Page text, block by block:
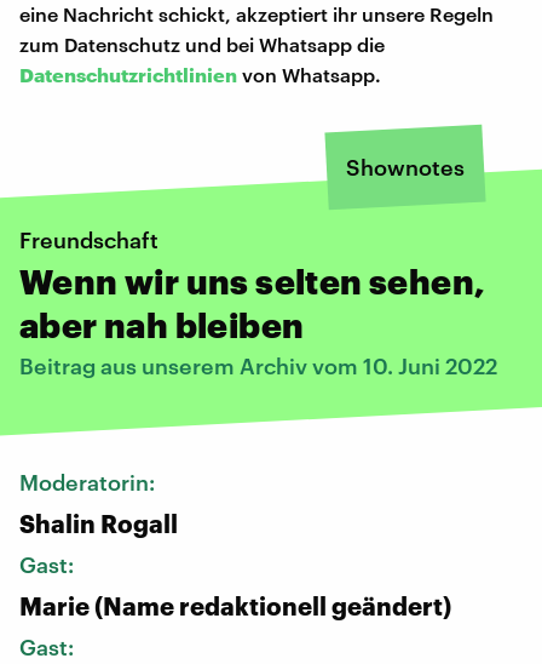
eine Nachricht schickt, akzeptiert ihr unsere Regeln
zum Datenschutz und bei Whatsapp die
Datenschutzrichtlinien von Whatsapp.
Shownotes
Freundschaft
Wenn wir uns selten sehen,
aber nah bleiben
Beitrag aus unserem Archiv vom 10. Juni 2022
Moderatorin:
Shalin Rogall
Gast:
Marie (Name redaktionell geändert)
Gast: